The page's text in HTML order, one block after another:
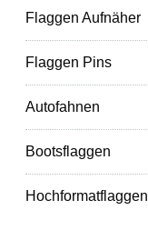
Flaggen Aufnäher
Flaggen Pins
Autofahnen
Bootsflaggen
Hochformatflaggen